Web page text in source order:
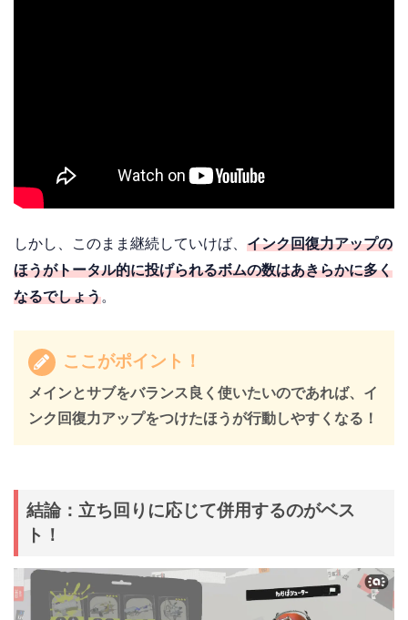
しかし、このまま継続していけば、 インク回復力アップの
ほうがトータル的に投げられるボムの数はあきらかに多く
なるでしょう。
ここがポイント！
メインとサブをバランス良く使いたいのであれば、イ
ンク回復力アップをつけたほうが行動しやすくなる！
結論：立ち回りに応じて併用するのがベス
ト！